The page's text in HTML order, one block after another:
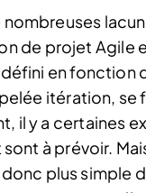
de projet
en fonction
itération, se
il y a certaines
à prévoir.
plus simple